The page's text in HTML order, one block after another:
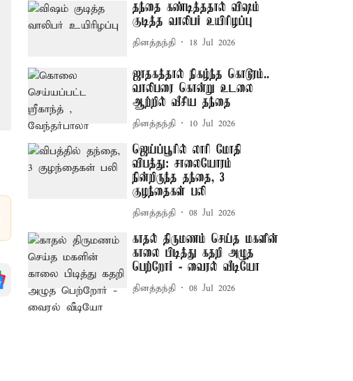
தந்தை கண்டித்ததால் விஷம்
குடித்த வாலிபர் உயிரிழப்பு
தினத்தந்தி 18 Jul 2026
ஜாதகத்தால் நிகழ்ந்த கொடூரம்..
வாலிபரை கொன்று உடலை
ஆற்றில் வீசிய தந்தை
தினத்தந்தி 10 Jul 2026
ஜெய்ப்பூரில் லாரி மோதி
விபத்து: சாலையோரம்
நின்றிருந்த தந்தை, 3
குழந்தைகள் பலி
தினத்தந்தி 08 Jul 2026
காதல் திருமணம் செய்த மகளின்
காலை பிடித்து கதறி அழுத
பெற்றோர் - வைரல் வீடியோ
தினத்தந்தி 08 Jul 2026